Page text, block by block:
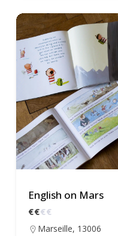
English on Mars
€€€€
Marseille, 13006